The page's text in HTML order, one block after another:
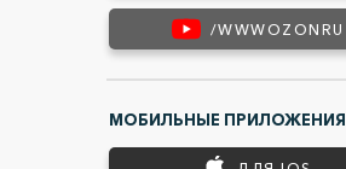
/WWWOZONRU
МОБИЛЬНЫЕ ПРИЛОЖЕНИЯ